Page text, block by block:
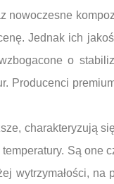
nowoczesne
Jednak ich
o
Producenci
charakteryzują
Są one
wytrzymałości, na